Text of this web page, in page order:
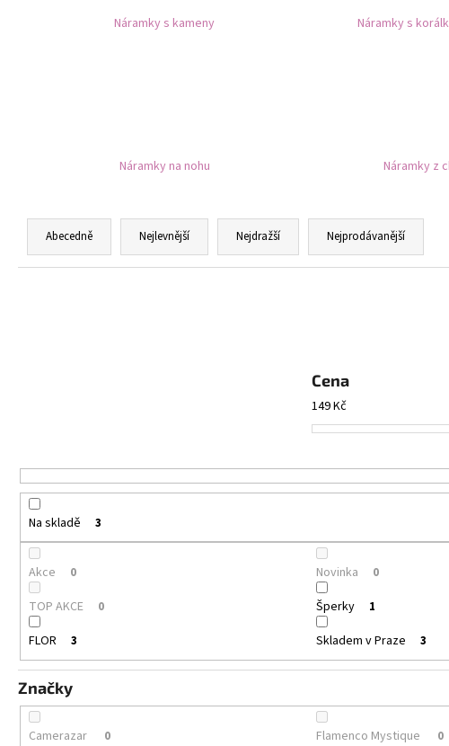
Náramky s kameny Náramky s
Náramky na nohu Náramky z
Ř
z
k
t
ů
Abecedně Nejlevnější Nejdražší Nejprodávanější
Cena
149Kč
Na skladě 3
Akce 0 Novinka 0
TOP AKCE 0 Šperky 1
FLOR 3 Skladem v Praze 3
Značky
Camerazar 0 Flamenco Mystique 0
NÁHRDELNÍK A NÁUŠNICE ROZPUSTILÉ
KORÁLKY - ČERNÁ